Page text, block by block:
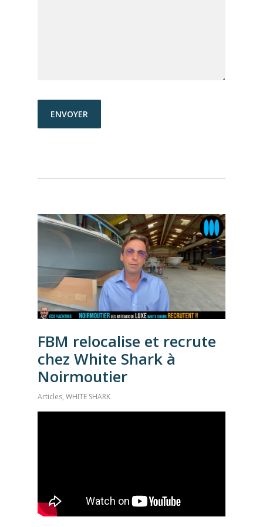
FBM relocalise et recrute
chez White Shark à
Noirmoutier
Articles, WHITE SHARK